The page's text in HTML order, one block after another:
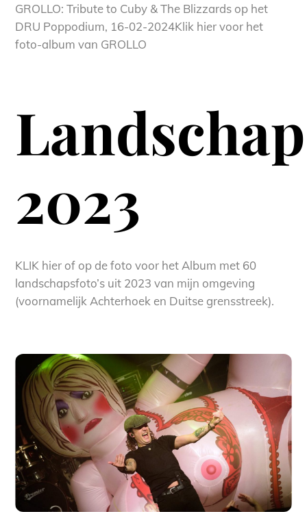
GROLLO: Tribute to Cuby & The Blizzards op het
DRU Poppodium, 16-02-2024Klik hier voor het
foto-album van GROLLO
2023
KLIK hier of op de foto voor het Album met 60
landschapsfoto’s uit 2023 van mijn omgeving
(voornamelijk Achterhoek en Duitse grensstreek).